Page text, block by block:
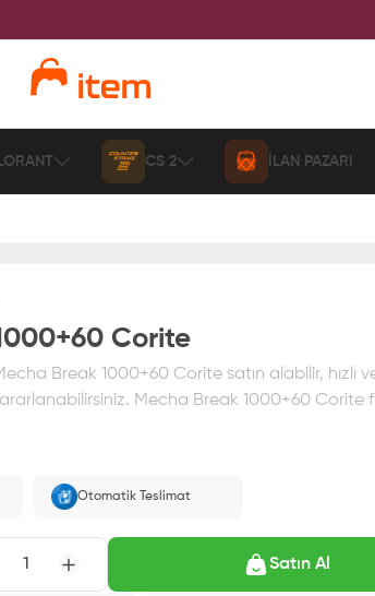
CS 2 İLAN PAZARI
Corite
Break 1000+60 Corite satın alabilir, hızlı
Mecha Break 1000+60 Corite
Otomatik Teslimat
1 Satın Al